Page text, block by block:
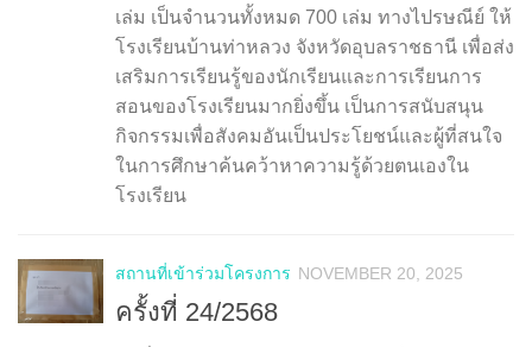
เล่ม เป็นจำนวนทั้งหมด 700 เล่ม ทางไปรษณีย์ ให้
โรงเรียนบ้านท่าหลวง จังหวัดอุบลราชธานี เพื่อส่ง
เสริมการเรียนรู้ของนักเรียนและการเรียนการ
สอนของโรงเรียนมากยิ่งขึ้น เป็นการสนับสนุน
กิจกรรมเพื่อสังคมอันเป็นประโยชน์และผู้ที่สนใจ
ในการศึกษาค้นคว้าหาความรู้ด้วยตนเองใน
โรงเรียน
สถานที่เข้าร่วมโครงการ NOVEMBER 20, 2025
ครั้งที่ 24/2568